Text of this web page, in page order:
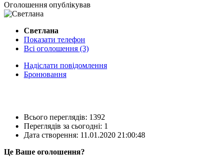
Оголошення опублікував
Светлана
Показати телефон
Всі оголошення (3)
Надіслати повідомлення
Бронювання
Всього переглядів: 1392
Переглядів за сьогодні: 1
Дата створення: 11.01.2020 21:00:48
Це Ваше оголошення?